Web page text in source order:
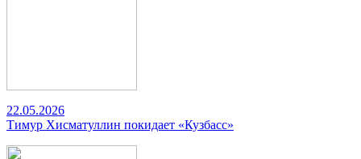
22.05.2026
Тимур Хисматуллин покидает «Кузбасс»